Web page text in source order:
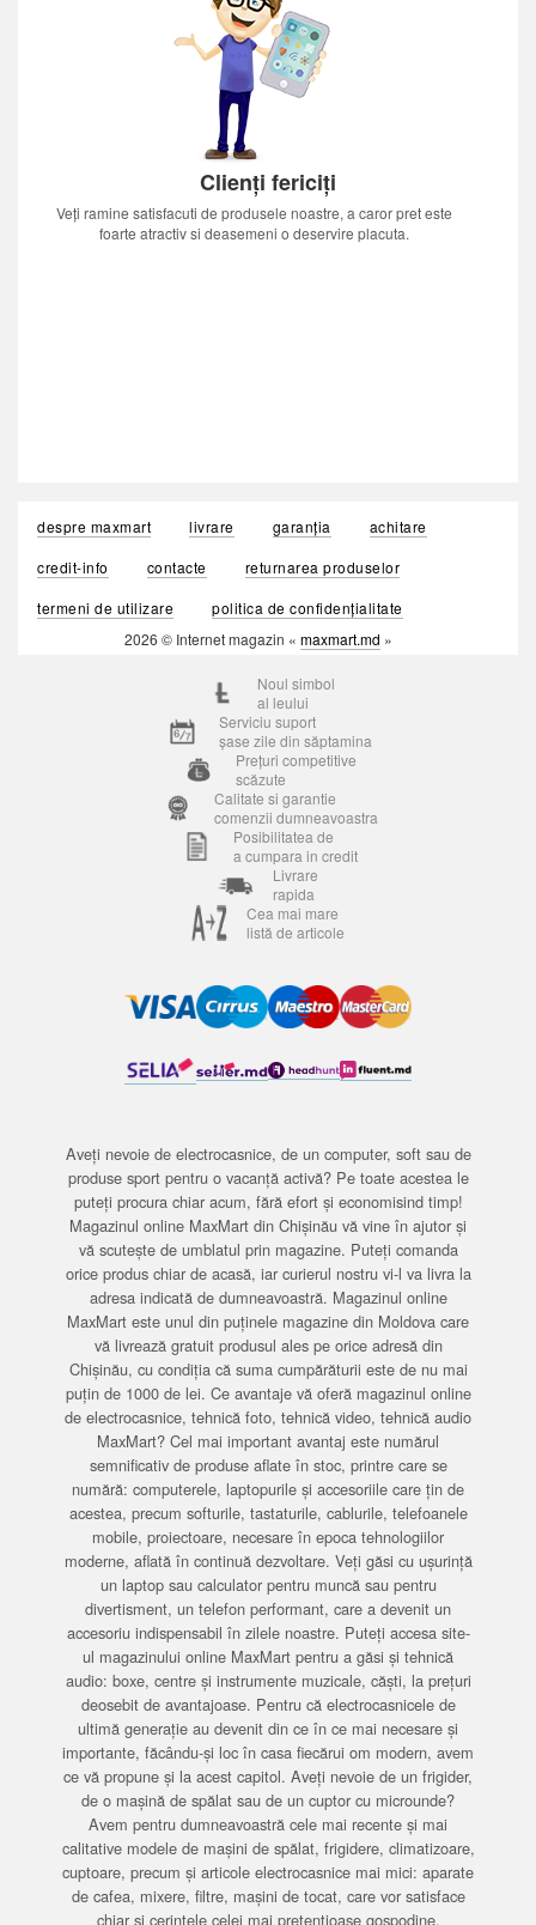
Clienți fericiți
Veți ramine satisfacuti de produsele noastre, a caror pret este
foarte atractiv si deasemeni o deservire placuta.
despre maxmart livrare garanția
achitare
credit-info
contacte
returnarea produselor
termeni de utilizare
politica de confidențialitate
2026 © Internet magazin « maxmart.md »
Noul simbol
al leului
Serviciu suport
șase zile din săptamina
Prețuri competitive
scăzute
Calitate si garantie
comenzii dumneavoastra
Posibilitatea de
a cumpara in credit
Livrare
rapida
Cea mai mare
listă de articole
Aveți nevoie de electrocasnice, de un computer, soft sau de
produse sport pentru o vacanță activă? Pe toate acestea le
puteți procura chiar acum, fără efort și economisind timp!
Magazinul online MaxMart din Chișinău vă vine în ajutor și
vă scutește de umblatul prin magazine. Puteți comanda
orice produs chiar de acasă, iar curierul nostru vi-l va livra la
adresa indicată de dumneavoastră. Magazinul online
MaxMart este unul din puținele magazine din Moldova care
vă livrează gratuit produsul ales pe orice adresă din
Chișinău, cu condiția că suma cumpărăturii este de nu mai
puțin de 1000 de lei. Ce avantaje vă oferă magazinul online
de electrocasnice, tehnică foto, tehnică video, tehnică audio
MaxMart? Cel mai important avantaj este numărul
semnificativ de produse aflate în stoc, printre care se
numără: computerele, laptopurile și accesoriile care țin de
acestea, precum softurile, tastaturile, cablurile, telefoanele
mobile, proiectoare, necesare în epoca tehnologiilor
moderne, aflată în continuă dezvoltare. Veți găsi cu ușurință
un laptop sau calculator pentru muncă sau pentru
divertisment, un telefon performant, care a devenit un
accesoriu indispensabil în zilele noastre. Puteți accesa site-
ul magazinului online MaxMart pentru a găsi și tehnică
audio: boxe, centre și instrumente muzicale, căști, la prețuri
deosebit de avantajoase. Pentru că electrocasnicele de
ultimă generație au devenit din ce în ce mai necesare și
importante, făcându-și loc în casa fiecărui om modern, avem
ce vă propune și la acest capitol. Aveți nevoie de un frigider,
de o mașină de spălat sau de un cuptor cu microunde?
Avem pentru dumneavoastră cele mai recente și mai
calitative modele de mașini de spălat, frigidere, climatizoare,
cuptoare, precum și articole electrocasnice mai mici: aparate
de cafea, mixere, filtre, mașini de tocat, care vor satisface
chiar și cerințele celei mai pretențioase gospodine.